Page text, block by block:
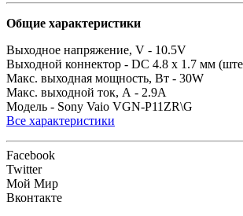
Общие характеристики
Выходное напряжение, V - 10.5V
Выходной коннектор - DC 4.8 x 1.7 мм
Макс. выходная мощность, Вт - 30W
Макс. выходной ток, А - 2.9A
Модель - Sony Vaio VGN-P11ZR\G
Все характеристики
Facebook
Twitter
Мой Мир
Вконтакте